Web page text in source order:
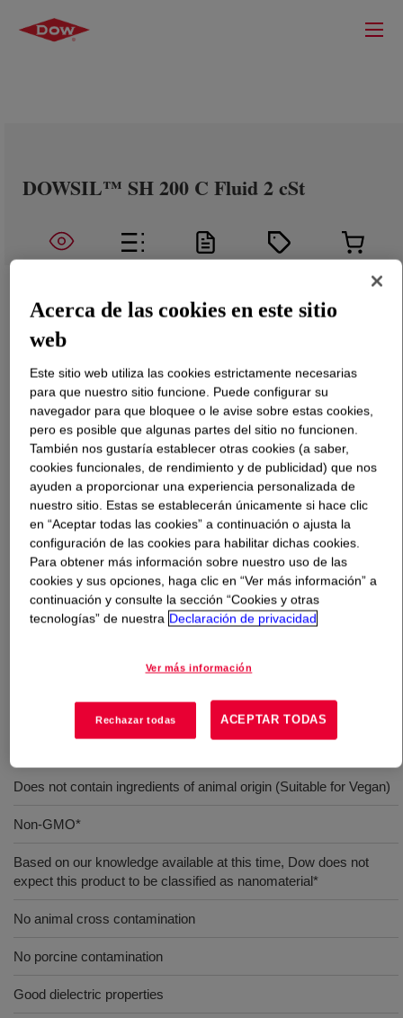
DOWSIL™ SH 200 C Fluid 2 cSt
Qué esDOWSIL™ SH 200 C Fluid 2 cSt?
INCI Name: Dimethicone
Usos
Personal care products such as hair sprays, cleansing creams,
skin creams, lotions,
bath oils, suntan products, antiperspirants and deodorants and
Beneficios
Does not contain ingredients of animal origin (Suitable for Vegan)
Non-GMO*
Based on our knowledge available at this time, Dow does not
expect this product to be classified as nanomaterial*
No animal cross contamination
No porcine contamination
Good dielectric properties
Acerca de las cookies en este sitio
web
Este sitio web utiliza las cookies estrictamente necesarias
para que nuestro sitio funcione. Puede configurar su
navegador para que bloquee o le avise sobre estas cookies,
pero es posible que algunas partes del sitio no funcionen.
También nos gustaría establecer otras cookies (a saber,
cookies funcionales, de rendimiento y de publicidad) que nos
ayuden a proporcionar una experiencia personalizada de
nuestro sitio. Estas se establecerán únicamente si hace clic
en “Aceptar todas las cookies” a continuación o ajusta la
configuración de las cookies para habilitar dichas cookies.
Para obtener más información sobre nuestro uso de las
cookies y sus opciones, haga clic en “Ver más información” a
continuación y consulte la sección “Cookies y otras
tecnologías” de nuestra Declaración de privacidad
Ver más información
Rechazar todas ACEPTAR TODAS